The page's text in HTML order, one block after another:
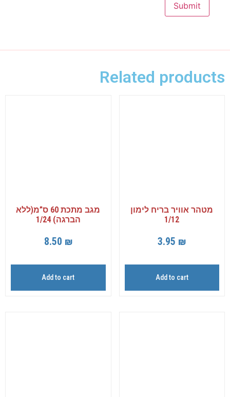
Related products
מטהר אוויר בריח לימון
1/12
3.95 ₪
Add to cart
מגב מתכת 60 ס”מ(ללא
הברגה) 1/24
8.50 ₪
Add to cart